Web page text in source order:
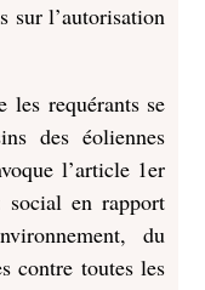
sur l’autorisation
requérants se
des éoliennes
l’article 1er
en rapport
du
contre toutes les